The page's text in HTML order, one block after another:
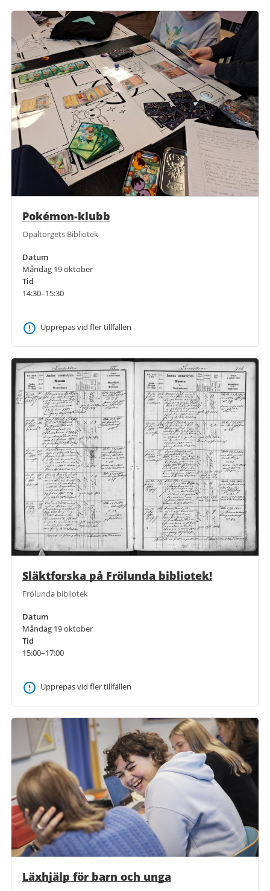
Pokémon-klubb
Opaltorgets Bibliotek
Datum
Måndag 19 oktober
Tid
14:30–15:30
Upprepas vid fler tillfällen
Släktforska på Frölunda bibliotek!
Frölunda bibliotek
Datum
Måndag 19 oktober
Tid
15:00–17:00
Upprepas vid fler tillfällen
Läxhjälp för barn och unga